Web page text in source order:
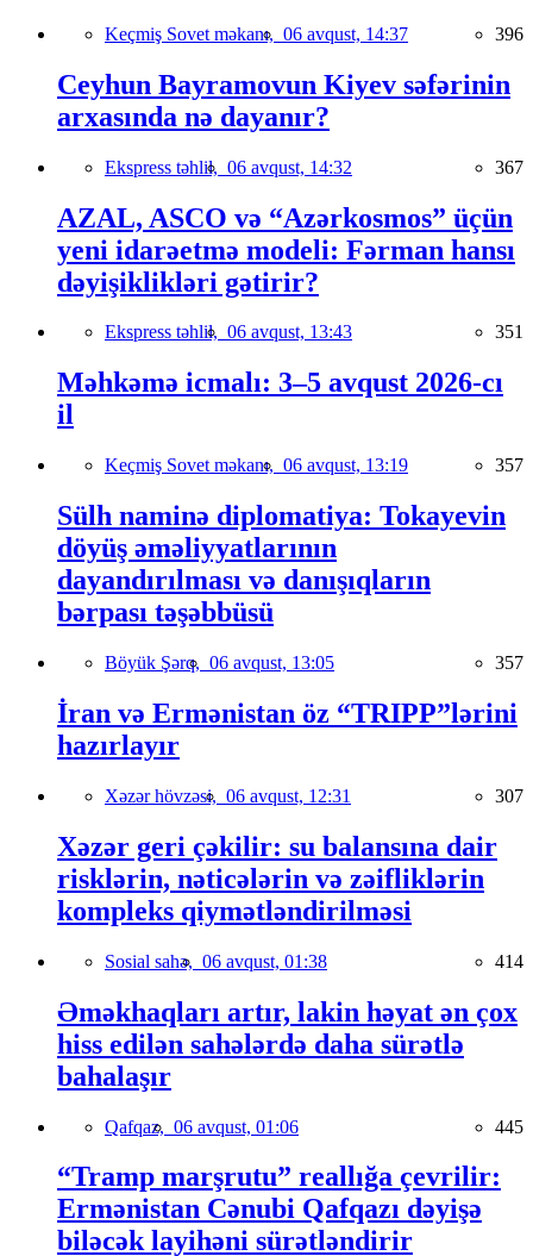
Keçmiş Sovet məkanı, 06 avqust, 14:37 396
Ceyhun Bayramovun Kiyev səfərinin
arxasında nə dayanır?
Ekspress təhlil, 06 avqust, 14:32 367
AZAL, ASCO və “Azərkosmos” üçün
yeni idarəetmə modeli: Fərman hansı
dəyişiklikləri gətirir?
Ekspress təhlil, 06 avqust, 13:43 351
Məhkəmə icmalı: 3–5 avqust 2026-cı
il
Keçmiş Sovet məkanı, 06 avqust, 13:19 357
Sülh naminə diplomatiya: Tokayevin
döyüş əməliyyatlarının
dayandırılması və danışıqların
bərpası təşəbbüsü
Böyük Şərq, 06 avqust, 13:05 357
İran və Ermənistan öz “TRIPP”lərini
hazırlayır
Xəzər hövzəsi, 06 avqust, 12:31 307
Xəzər geri çəkilir: su balansına dair
risklərin, nəticələrin və zəifliklərin
kompleks qiymətləndirilməsi
Sosial sahə, 06 avqust, 01:38 414
Əməkhaqları artır, lakin həyat ən çox
hiss edilən sahələrdə daha sürətlə
bahalaşır
Qafqaz, 06 avqust, 01:06 445
“Tramp marşrutu” reallığa çevrilir:
Ermənistan Cənubi Qafqazı dəyişə
biləcək layihəni sürətləndirir